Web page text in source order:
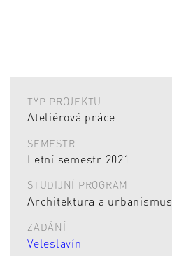
TYP PROJEKTU
Ateliérová práce
SEMESTR
Letní semestr 2021
STUDIJNÍ PROGRAM
Architektura a urbanismus
ZADÁNÍ
Veleslavín